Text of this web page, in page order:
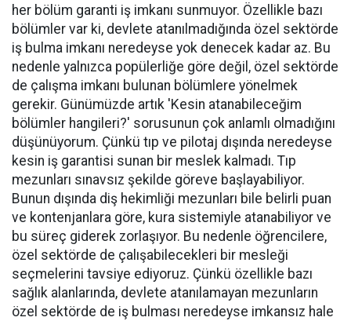
her bölüm garanti iş imkanı sunmuyor. Özellikle bazı
bölümler var ki, devlete atanılmadığında özel sektörde
iş bulma imkanı neredeyse yok denecek kadar az. Bu
nedenle yalnızca popülerliğe göre değil, özel sektörde
de çalışma imkanı bulunan bölümlere yönelmek
gerekir. Günümüzde artık 'Kesin atanabileceğim
bölümler hangileri?' sorusunun çok anlamlı olmadığını
düşünüyorum. Çünkü tıp ve pilotaj dışında neredeyse
kesin iş garantisi sunan bir meslek kalmadı. Tıp
mezunları sınavsız şekilde göreve başlayabiliyor.
Bunun dışında diş hekimliği mezunları bile belirli puan
ve kontenjanlara göre, kura sistemiyle atanabiliyor ve
bu süreç giderek zorlaşıyor. Bu nedenle öğrencilere,
özel sektörde de çalışabilecekleri bir mesleği
seçmelerini tavsiye ediyoruz. Çünkü özellikle bazı
sağlık alanlarında, devlete atanılamayan mezunların
özel sektörde de iş bulması neredeyse imkansız hale